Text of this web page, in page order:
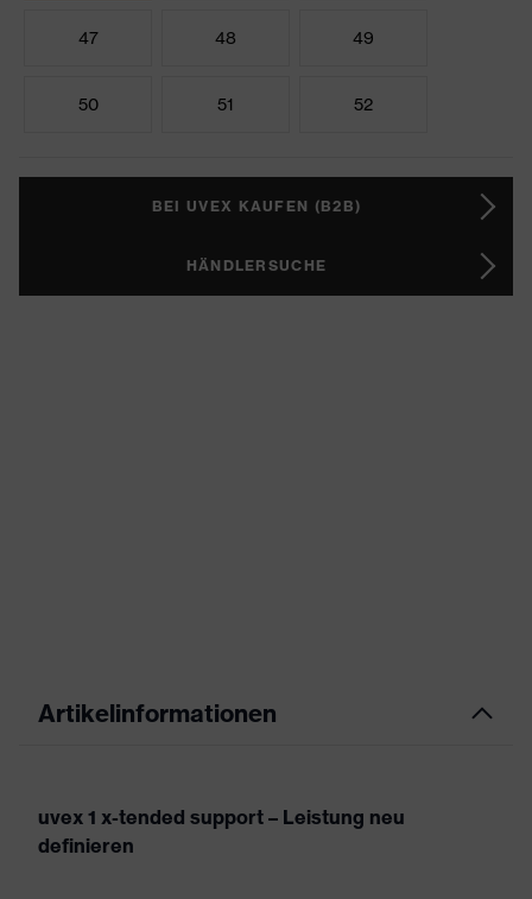
47 48 49
50 51 52
BEI UVEX KAUFEN (B2B)
HÄNDLERSUCHE
Artikelinformationen
uvex 1 x-tended support – Leistung neu
definieren